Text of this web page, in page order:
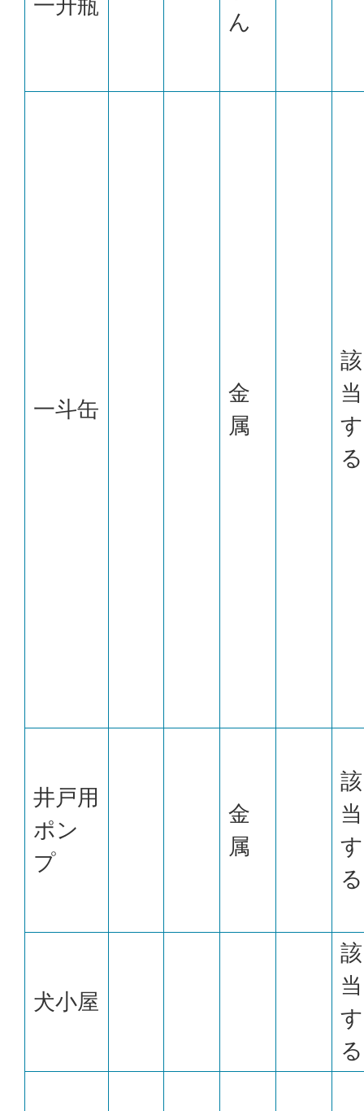
一升瓶
ん
一斗缶
金
属
該
当
す
る
井戸用
ポン
プ
金
属
該
当
す
る
犬小屋
該
当
す
る